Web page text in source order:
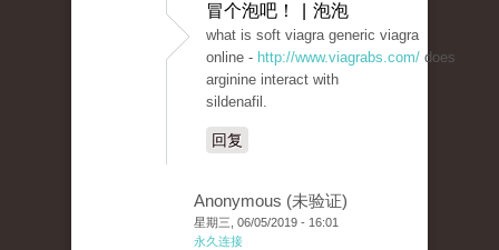
冒个泡吧！ | 泡泡
what is soft viagra generic viagra
online - http://www.viagrabs.com/ does
arginine interact with
sildenafil.
回复
Anonymous (未验证)
星期三, 06/05/2019 - 16:01
永久连接